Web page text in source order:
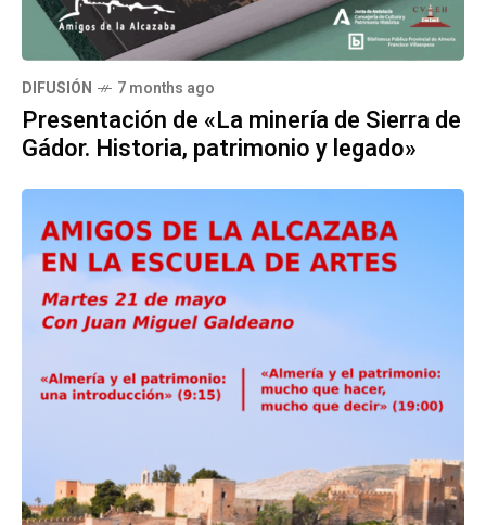
DIFUSIÓN 7 months ago
Presentación de «La minería de Sierra de
Gádor. Historia, patrimonio y legado»